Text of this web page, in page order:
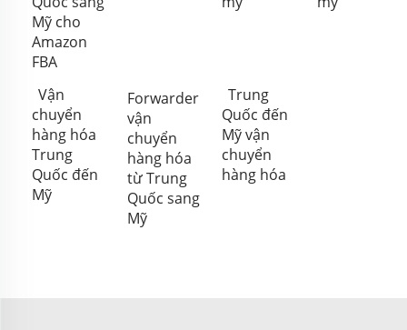
Mỹ cho
Amazon
FBA
Vận
chuyển
hàng hóa
Trung
Quốc đến
Mỹ
Forwarder
vận
chuyển
hàng hóa
từ Trung
Quốc sang
Mỹ
Trung
Quốc đến
Mỹ vận
chuyển
hàng hóa